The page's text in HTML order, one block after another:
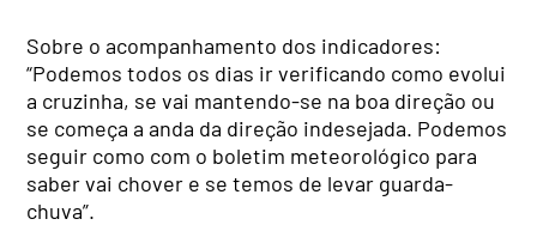
Sobre o acompanhamento dos indicadores:
“Podemos todos os dias ir verificando como evolui
a cruzinha, se vai mantendo-se na boa direção ou
se começa a anda da direção indesejada. Podemos
seguir como com o boletim meteorológico para
saber vai chover e se temos de levar guarda-
chuva”.